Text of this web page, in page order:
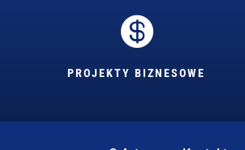

PROJEKTY BIZNESOWE